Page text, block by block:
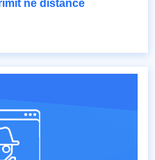
në distancë